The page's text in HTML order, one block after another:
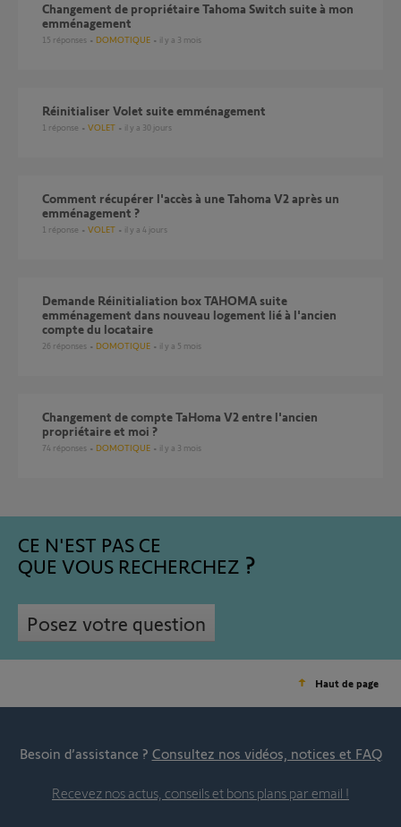
Changement de propriétaire Tahoma Switch suite à mon
emménagement
15 réponses DOMOTIQUE il y a 3 mois
Réinitialiser Volet suite emménagement
1 réponse VOLET il y a 30 jours
Comment récupérer l'accès à une Tahoma V2 après un
emménagement ?
1 réponse VOLET il y a 4 jours
Demande Réinitialiation box TAHOMA suite
emménagement dans nouveau logement lié à l'ancien
compte du locataire
26 réponses DOMOTIQUE il y a 5 mois
Changement de compte TaHoma V2 entre l'ancien
propriétaire et moi ?
74 réponses DOMOTIQUE il y a 3 mois
CE N'EST PAS CE
QUE VOUS RECHERCHEZ
Posez votre question
Haut de page
Besoin d’assistance ? Consultez nos vidéos, notices et FAQ
Recevez nos actus, conseils et bons plans par email !